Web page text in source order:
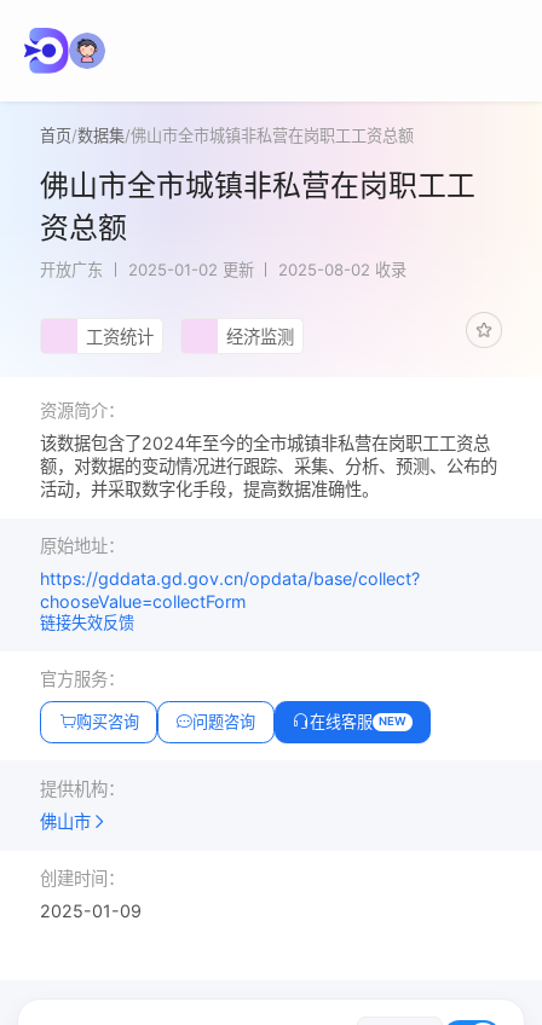
首页/数据集/佛山市全市城镇非私营在岗职工工资总额
佛山市全市城镇非私营在岗职工工
资总额
开放广东 2025-01-02 更新 2025-08-02 收录
工资统计 经济监测
资源简介：
该数据包含了2024年至今的全市城镇非私营在岗职工工资总
额，对数据的变动情况进行跟踪、采集、分析、预测、公布的
活动，并采取数字化手段，提高数据准确性。
原始地址：
https://gddata.gd.gov.cn/opdata/base/collect?
chooseValue=collectForm
链接失效反馈
官方服务：
购买咨询 问题咨询 在线客服 NEW
提供机构：
佛山市
创建时间：
2025-01-09